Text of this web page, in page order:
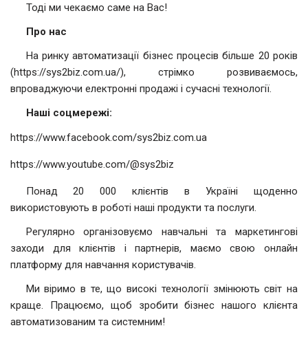
Тоді ми чекаємо саме на Вас!
Про нас
На ринку автоматизації бізнес процесів більше 20 років
(https://sys2biz.com.ua/), стрімко розвиваємось,
впроваджуючи електронні продажі і сучасні технології.
Наші соцмережі:
https://www.facebook.com/sys2biz.com.ua
https://www.youtube.com/@sys2biz
Понад 20 000 клієнтів в Україні щоденно
використовують в роботі наші продукти та послуги.
Регулярно організовуємо навчальні та маркетингові
заходи для клієнтів і партнерів, маємо свою онлайн
платформу для навчання користувачів.
Ми віримо в те, що високі технології змінюють світ на
краще. Працюємо, щоб зробити бізнес нашого клієнта
автоматизованим та системним!